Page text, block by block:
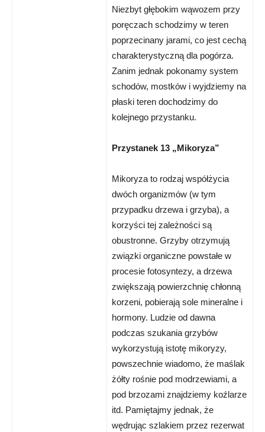
Niezbyt głębokim wąwozem przy
poręczach schodzimy w teren
poprzecinany jarami, co jest cechą
charakterystyczną dla pogórza.
Zanim jednak pokonamy system
schodów, mostków i wyjdziemy na
płaski teren dochodzimy do
kolejnego przystanku.
Przystanek 13 „Mikoryza”
Mikoryza to rodzaj współżycia
dwóch organizmów (w tym
przypadku drzewa i grzyba), a
korzyści tej zależności są
obustronne. Grzyby otrzymują
związki organiczne powstałe w
procesie fotosyntezy, a drzewa
zwiększają powierzchnię chłonną
korzeni, pobierają sole mineralne i
hormony. Ludzie od dawna
podczas szukania grzybów
wykorzystują istotę mikoryzy,
powszechnie wiadomo, że maślak
żółty rośnie pod modrzewiami, a
pod brzozami znajdziemy koźlarze
itd. Pamiętajmy jednak, że
wędrując szlakiem przez rezerwat